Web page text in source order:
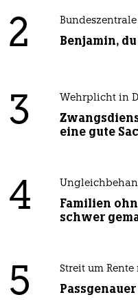
2 Benjamin,
3 Wehrplicht in
eine gute
4
Familien
schwer
5 Streit um Rente